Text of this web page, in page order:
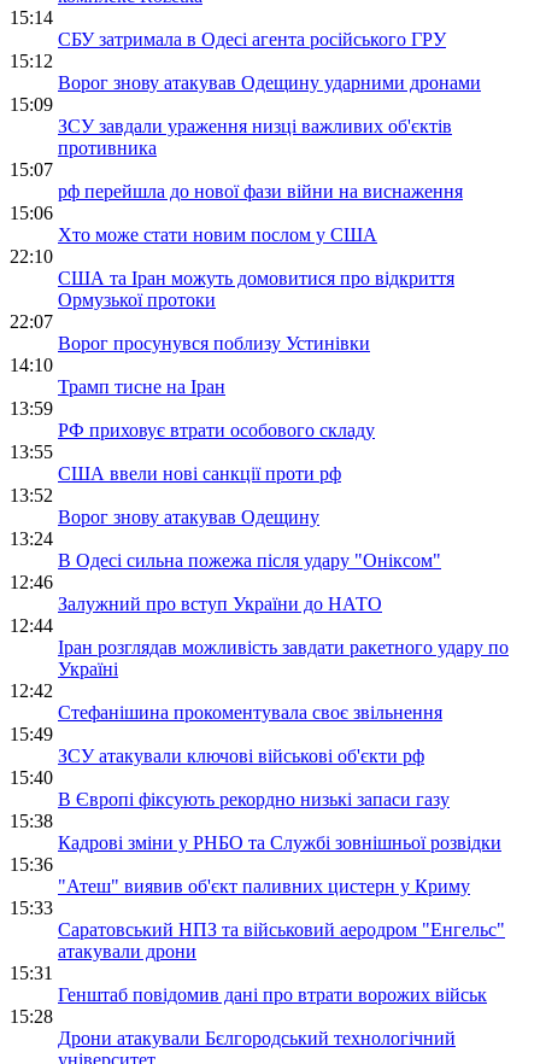
15:14
СБУ затримала в Одесі агента російського ГРУ
15:12
Ворог знову атакував Одещину ударними дронами
15:09
ЗСУ завдали ураження низці важливих об'єктів
противника
15:07
рф перейшла до нової фази війни на виснаження
15:06
Хто може стати новим послом у США
22:10
США та Іран можуть домовитися про відкриття
Ормузької протоки
22:07
Ворог просунувся поблизу Устинівки
14:10
Трамп тисне на Іран
13:59
РФ приховує втрати особового складу
13:55
США ввели нові санкції проти рф
13:52
Ворог знову атакував Одещину
13:24
В Одесі сильна пожежа після удару "Оніксом"
12:46
Залужний про вступ України до НАТО
12:44
Іран розглядав можливість завдати ракетного удару по
Україні
12:42
Стефанішина прокоментувала своє звільнення
15:49
ЗСУ атакували ключові військові об'єкти рф
15:40
В Європі фіксують рекордно низькі запаси газу
15:38
Кадрові зміни у РНБО та Службі зовнішньої розвідки
15:36
"Атеш" виявив об'єкт паливних цистерн у Криму
15:33
Саратовський НПЗ та військовий аеродром "Енгельс"
атакували дрони
15:31
Генштаб повідомив дані про втрати ворожих військ
15:28
Дрони атакували Бєлгородський технологічний
університет